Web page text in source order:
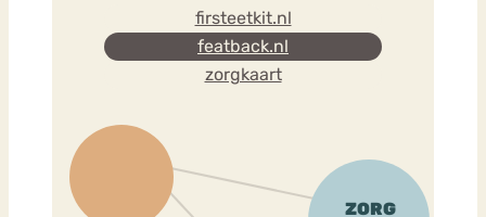
firsteetkit.nl
featback.nl
zorgkaart